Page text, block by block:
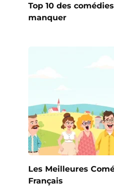
Top 10 des
manquer
Les Meilleures
Français